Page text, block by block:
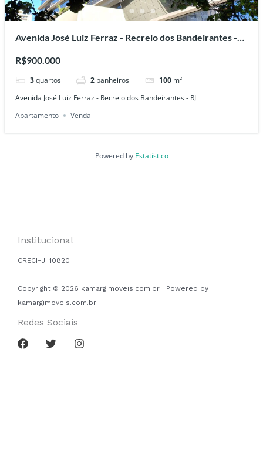
Avenida José Luiz Ferraz - Recreio dos Bandeirantes -
R$900.000
3 quartos 2 banheiros 100 m²
Avenida José Luiz Ferraz - Recreio dos Bandeirantes - RJ
Apartamento
Venda
Powered by Estatístico
Institucional
CRECI-J: 10820
Copyright © 2026 kamargimoveis.com.br | Powered by
kamargimoveis.com.br
Redes Sociais